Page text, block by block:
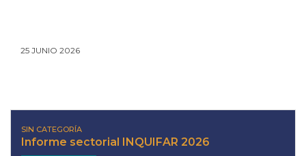
25 JUNIO 2026
SIN CATEGORÍA
Informe sectorial INQUIFAR 2026